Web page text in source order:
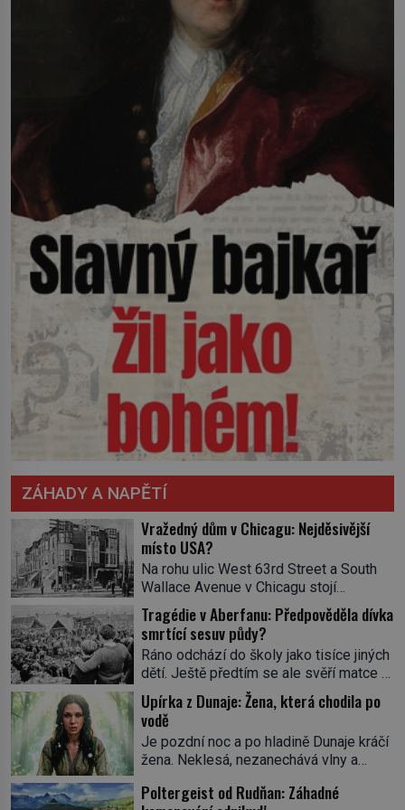
ZÁHADY A NAPĚTÍ
Vražedný dům v Chicagu: Nejděsivější
místo USA?
Na rohu ulic West 63rd Street a South
Wallace Avenue v Chicagu stojí
nenápadná pošta. Nemá žádný speciální
nápis ani pamětní desku. A přesto prý
místní zaměstnanci neradi chodí do
sklepa. Právě tady totiž sídlil sériový
vrah H. H. Holmes a také
nejpropracovanější past na lidi
v dějinách americké kriminalistiky.
Herman Webster Mudgett (1861–1896)
přijíždí […]
Tragédie v Aberfanu: Předpověděla dívka
smrtící sesuv půdy?
Ráno odchází do školy jako tisíce jiných
dětí. Ještě předtím se ale svěří matce s
podivným snem. Ve škole, kterou dobře
zná, tentokrát nevidí budovu ani
spolužáky. Místo nich se před ní tyčí
cosi temného. O několik hodin později je
mrtvá. Mohla devítiletá Zahlédla vlastní
osud? Dne 21. října 1966 se velšská
vesnice Aberfan […]
Upírka z Dunaje: Žena, která chodila po
vodě
Je pozdní noc a po hladině Dunaje kráčí
žena. Neklesá, nezanechává vlny a
pod ní byla dlažbou. Muž, který ji z
Poltergeist od Rudňan: Záhadné